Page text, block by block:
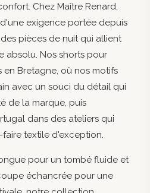
Chez Maître Renard,
exigence portée depuis
pièces de nuit qui allient
absolu. Nos shorts pour
en Bretagne, où nos motifs
avec un souci du détail qui
de la marque, puis
dans des ateliers qui
textile d'exception.
pour un tombé fluide et
échancrée pour une